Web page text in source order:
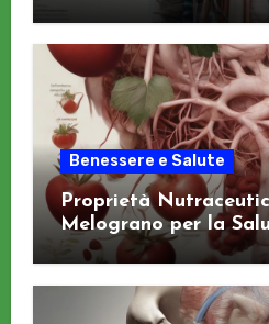
Benessere e Salute
Proprietà
Melograno per la